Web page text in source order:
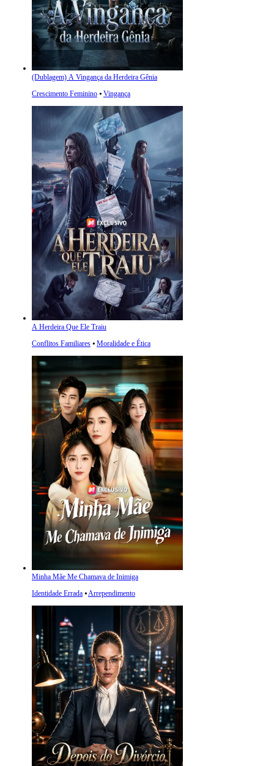
(Dublagem) A Vingança da Herdeira Gênia
Crescimento Feminino ⦁ Vingança
A Herdeira Que Ele Traiu
Conflitos Familiares ⦁ Moralidade e Ética
Minha Mãe Me Chamava de Inimiga
Identidade Errada ⦁Arrependimento